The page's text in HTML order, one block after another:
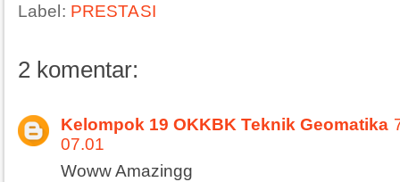
Label: PRESTASI
2 komentar:
Kelompok 19 OKKBK Teknik Geomatika
07.01
Woww Amazingg